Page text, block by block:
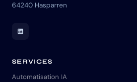
64240 Hasparren
LinkedIn Skuria
SERVICES
Automatisation IA